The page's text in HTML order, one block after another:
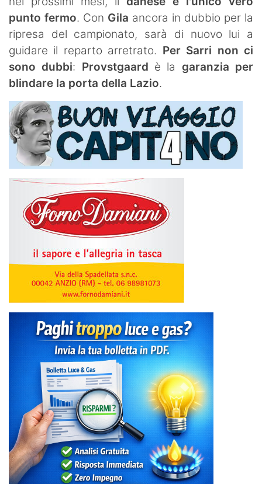
punto fermo. Con Gila ancora in dubbio per la
ripresa del campionato, sarà di nuovo lui a
guidare il reparto arretrato. Per Sarri non ci
sono dubbi: Provstgaard è la garanzia per
blindare la porta della Lazio.